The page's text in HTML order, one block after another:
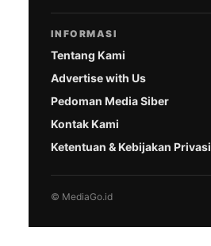
INFORMASI
Tentang Kami
Advertise with Us
Pedoman Media Siber
Kontak Kami
Ketentuan & Kebijakan Privasi
© MediaGo.id